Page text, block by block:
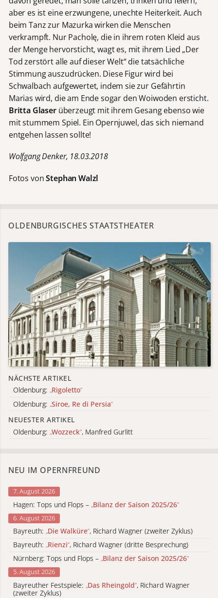
aber es ist eine erzwungene, unechte Heiterkeit. Auch
beim Tanz zur Mazurka wirken die Menschen
verkrampft. Nur Pacholę, die in ihrem roten Kleid aus
der Menge hervorsticht, wagt es, mit ihrem Lied „Der
Tod zerstört alle auf dieser Welt“ die tatsächliche
Stimmung auszudrücken. Diese Figur wird bei
Schwalbach aufgewertet, indem sie zur Gefährtin
Marias wird, die am Ende sogar den Woiwoden ersticht.
Britta Glaserüberzeugt mit ihrem Gesang ebenso wie
mit stummem Spiel. Ein Opernjuwel, das sich niemand
entgehen lassen sollte!
Wolfgang Denker, 18.03.2018
Fotos vonStephan Walzl
OLDENBURGISCHES STAATSTHEATER
NÄCHSTE ARTIKEL
Oldenburg: „Rigoletto“
Oldenburg: „Siroe, Re di Persia“
NEUESTER ARTIKEL
Oldenburg: „Wozzeck“, Manfred Gurlitt
NEU IM OPERNFREUND
7. August 2026
Hagen: Tops und Flops – „Bilanz der Saison 2025/26“
6. August 2026
Bayreuth: „Die Walküre“, Richard Wagner (zweiter Zyklus)
Bayreuth: „Rienzi“, Richard Wagner (dritte Besprechung)
Nürnberg: Tops und Flops – „Bilanz der Saison 2025/26“
5. August 2026
Bayreuther Festspiele: „Das Rheingold“, Richard Wagner
(zweiter Zyklus)